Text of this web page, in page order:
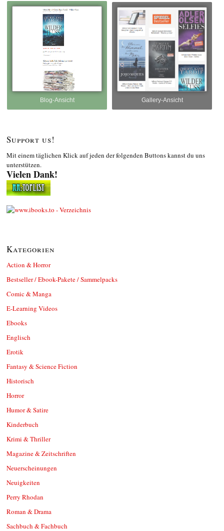
Blog-Ansicht Gallery-Ansicht
Support us!
Mit einem täglichen Klick auf jeden der folgenden Buttons kannst du uns
unterstützen.
Vielen Dank!
Kategorien
Action & Horror
Bestseller / Ebook-Pakete / Sammelpacks
Comic & Manga
E-Learning Videos
Ebooks
Englisch
Erotik
Fantasy & Science Fiction
Historisch
Horror
Humor & Satire
Kinderbuch
Krimi & Thriller
Magazine & Zeitschriften
Neuerscheinungen
Neuigkeiten
Perry Rhodan
Roman & Drama
Sachbuch & Fachbuch